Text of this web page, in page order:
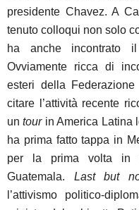
presidente Chavez. A
tenuto colloqui non solo
ha anche incontrato il
Ovviamente ricca di
esteri della
citare l’attività recente
untourin America Latina
ha prima fatto tappa in
per la prima volta in
Guatemala. Last but
l’attivismo politico-